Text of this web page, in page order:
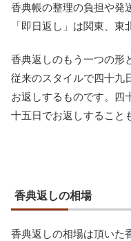
香典帳の整理の負担や発
「即日返し」は関東、東
香典返しのもう一つの形
従来のスタイルで四十九
お返しするものです。四
十五日でお返しすること
香典返しの相場
香典返しの相場は頂いた